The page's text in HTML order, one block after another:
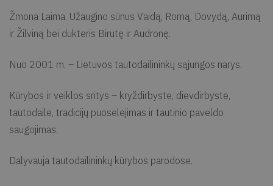
Žmona Laima. Užaugino sūnus Vaidą, Romą, Dovydą, Aurimą
ir Žilviną bei dukteris Birutę ir Audronę.
Nuo 2001 m. – Lietuvos tautodailininkų sąjungos narys.
Kūrybos ir veiklos sritys – kryždirbystė, dievdirbystė,
tautodailė, tradicijų puoselėjimas ir tautinio paveldo
saugojimas.
Dalyvauja tautodailininkų kūrybos parodose.